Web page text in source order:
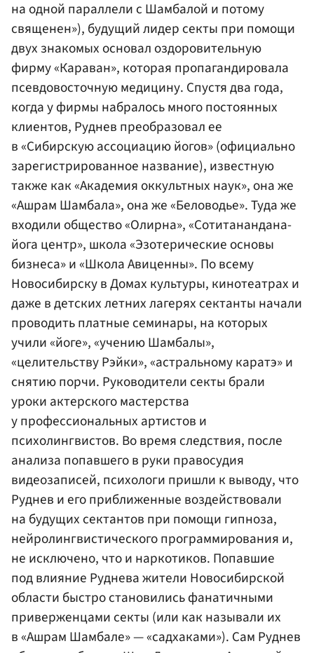
на одной параллели с Шамбалой и потому
священен»), будущий лидер секты при помощи
двух знакомых основал оздоровительную
фирму «Караван», которая пропагандировала
псевдовосточную медицину. Спустя два года,
когда у фирмы набралось много постоянных
клиентов, Руднев преобразовал ее
в «Сибирскую ассоциацию йогов» (официально
зарегистрированное название), известную
также как «Академия оккультных наук», она же
«Ашрам Шамбала», она же «Беловодье». Туда же
входили общество «Олирна», «Сотитанандана-
йога центр», школа «Эзотерические основы
бизнеса» и «Школа Авиценны». По всему
Новосибирску в Домах культуры, кинотеатрах и
даже в детских летних лагерях сектанты начали
проводить платные семинары, на которых
учили «йоге», «учению Шамбалы»,
«целительству Рэйки», «астральному каратэ» и
снятию порчи. Руководители секты брали
уроки актерского мастерства
у профессиональных артистов и
психолингвистов. Во время следствия, после
анализа попавшего в руки правосудия
видеозаписей, психологи пришли к выводу, что
Руднев и его приближенные воздействовали
на будущих сектантов при помощи гипноза,
нейролингвистического программирования и,
не исключено, что и наркотиков. Попавшие
под влияние Руднева жители Новосибирской
области быстро становились фанатичными
приверженцами секты (или как называли их
в «Ашрам Шамбале» — «садхаками»). Сам Руднев